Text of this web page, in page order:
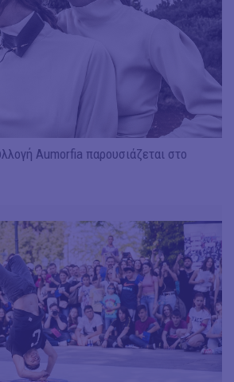
Aumorfia παρουσιάζεται στο